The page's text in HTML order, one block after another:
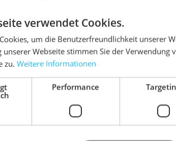
und Diebstahl.
verwendet Cookies.
um die Benutzerfreundlichkeit unserer
Webseite stimmen Sie der Verwendung
zu. Weitere Informationen
Performance